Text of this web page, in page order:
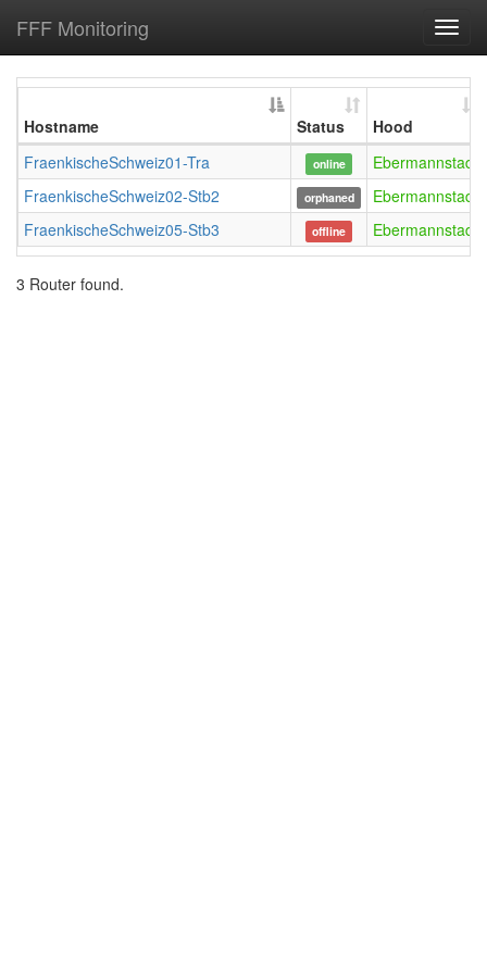
FFF Monitoring
Hostname Status
Hood
FraenkischeSchweiz01-Tra
online
Ebermannstadt
FraenkischeSchweiz02-Stb2
orphaned
Ebermannstadt
FraenkischeSchweiz05-Stb3
offline Ebermannstadt
3 Router found.